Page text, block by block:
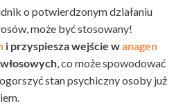
o potwierdzonym działaniu
może być stosowany!
i przyspiesza wejście wanagen
, co może spowodować
stan psychiczny osoby już